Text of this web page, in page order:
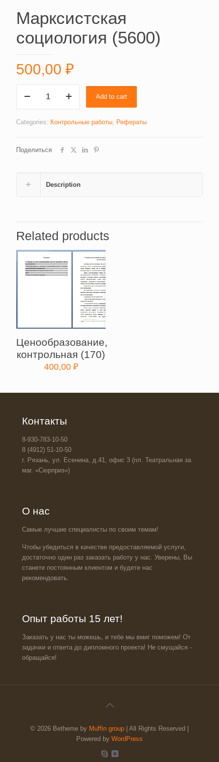
Марксистская
социология (5600)
500,00 ₽
социология
quantity
Add to cart
Categories: Контрольные работы Рефераты
Поделиться
Description
Related products
Ценообразование,
контрольная (170)
400,00 ₽
Контакты
8-930-783-10-50
8 (4912) 51-10-50
г. Рязань, ул. Есенина, д.41, офис 3 (пл. Театральная за
маг. «Сюрприз»)
О нас
Самые лучшие специалисты по своим темам!
Чтобы убедиться в качестве предоставляемой услуги,
достаточно один раз заказать работу у нас. Уверены, Вы
станете постоянным клиентом и будете нас
рекомендовать.
Опыт работы 15 лет!
Заказать у нас ты можешь, и тебе мы вмиг поможем! От
задачки и ответа до дипломного проекта! Не смущайся -
обращайся!
© 2026 Betheme by Muffin group | All Rights Reserved |
Powered by WordPress